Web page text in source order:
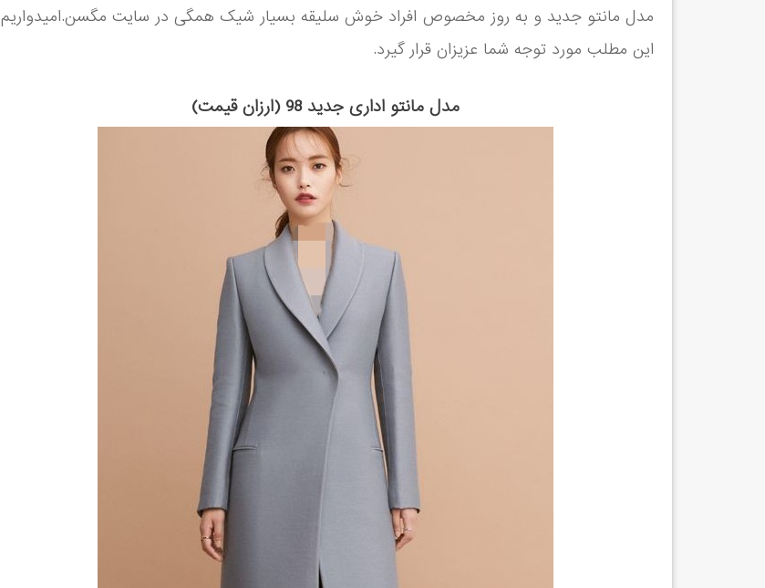
مدل مانتو جدید و به روز مخصوص افراد خوش سلیقه بسیار شیک همگی در سایت مگسن.امیدواریم
این مطلب مورد توجه شما عزیزان قرار گیرد.
مدل مانتو اداری جدید 98 (ارزان قیمت)